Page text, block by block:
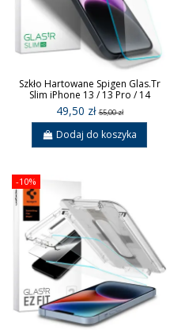
Szkło Hartowane Spigen Glas.Tr
Slim iPhone 13 / 13 Pro / 14
49,50 zł55,00 zł
Dodaj do koszyka
-10%